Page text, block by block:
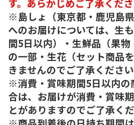
す。あらかじめご了承くださ
※島しょ（東京都・鹿児島
へのお届けについては、生
間5日以内）・生鮮品（果物
の一部・生花（セット商品
きませんのでご了承ください
※消費・賞味期間5日以内の
合は、お届けが消費・賞味
とがありますのでご了承くだ